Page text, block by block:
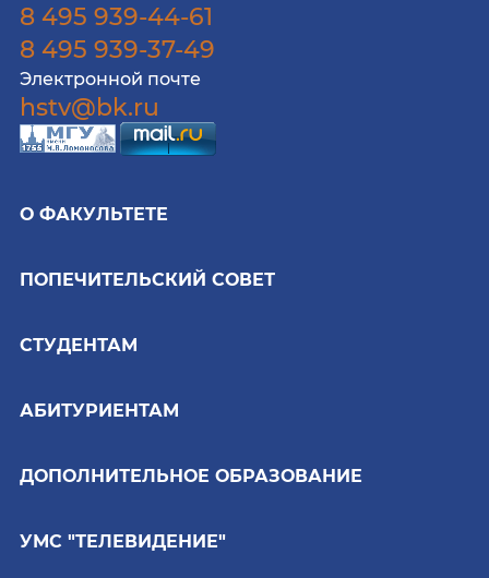
8 495 939-44-61
8 495 939-37-49
Электронной почте
hstv@bk.ru
О ФАКУЛЬТЕТЕ
ПОПЕЧИТЕЛЬСКИЙ СОВЕТ
СТУДЕНТАМ
АБИТУРИЕНТАМ
ДОПОЛНИТЕЛЬНОЕ ОБРАЗОВАНИЕ
УМС "ТЕЛЕВИДЕНИЕ"